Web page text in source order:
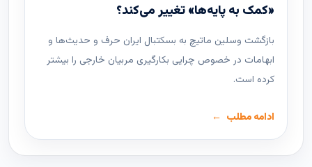
«کمک به پایه‌ها» تغییر می‌کند؟
بازگشت وسلین ماتیچ به بسکتبال ایران حرف و حدیث‌ها و
ابهامات در خصوص چرایی بکارگیری مربیان خارجی را بیشتر
کرده است.
ادامه مطلب